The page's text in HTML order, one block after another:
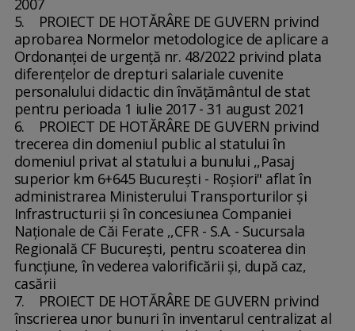
2007
5. PROIECT DE HOTĂRÂRE DE GUVERN privind
aprobarea Normelor metodologice de aplicare a
Ordonanţei de urgenţă nr. 48/2022 privind plata
diferenţelor de drepturi salariale cuvenite
personalului didactic din învăţământul de stat
pentru perioada 1 iulie 2017 - 31 august 2021
6. PROIECT DE HOTĂRÂRE DE GUVERN privind
trecerea din domeniul public al statului în
domeniul privat al statului a bunului ,,Pasaj
superior km 6+645 Bucureşti - Roşiori" aflat în
administrarea Ministerului Transporturilor şi
Infrastructurii şi în concesiunea Companiei
Naţionale de Căi Ferate ,,CFR - S.A. - Sucursala
Regională CF Bucureşti, pentru scoaterea din
funcţiune, în vederea valorificării şi, după caz,
casării
7. PROIECT DE HOTĂRÂRE DE GUVERN privind
înscrierea unor bunuri în inventarul centralizat al